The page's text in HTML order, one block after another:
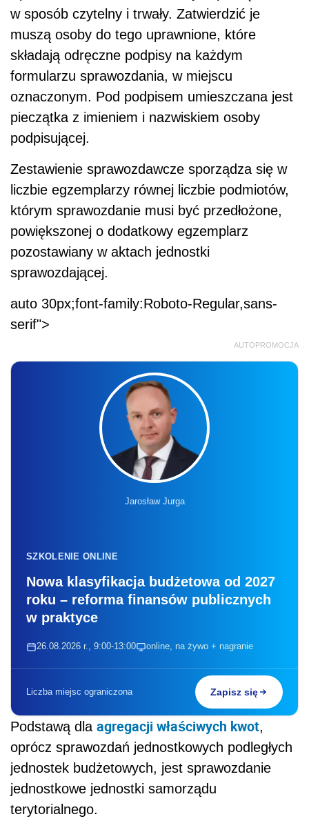
w sposób czytelny i trwały. Zatwierdzić je
muszą osoby do tego uprawnione, które
składają odręczne podpisy na każdym
formularzu sprawozdania, w miejscu
oznaczonym. Pod podpisem umieszczana jest
pieczątka z imieniem i nazwiskiem osoby
podpisującej.
Zestawienie sprawozdawcze sporządza się w
liczbie egzemplarzy równej liczbie podmiotów,
którym sprawozdanie musi być przedłożone,
powiększonej o dodatkowy egzemplarz
pozostawiany w aktach jednostki
sprawozdającej.
auto 30px;font-family:Roboto-Regular,sans-
serif">
AUTOPROMOCJA
Jarosław Jurga
SZKOLENIE ONLINE
Nowa klasyfikacja budżetowa od 2027
roku – reforma finansów publicznych
w praktyce
26.08.2026 r., 9:00-13:00 online, na żywo + nagranie
Liczba miejsc ograniczona Zapisz się
Podstawą dla agregacji właściwych kwot,
oprócz sprawozdań jednostkowych podległych
jednostek budżetowych, jest sprawozdanie
jednostkowe jednostki samorządu
terytorialnego.